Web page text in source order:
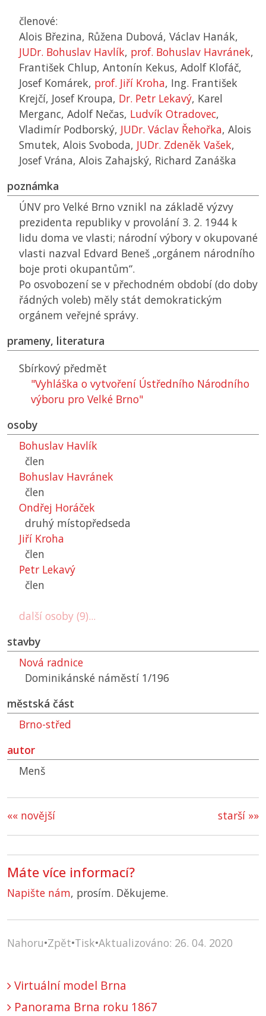
členové:
Alois Březina, Růžena Dubová, Václav Hanák,
JUDr. Bohuslav Havlík, prof. Bohuslav Havránek,
František Chlup, Antonín Kekus, Adolf Klofáč,
Josef Komárek, prof. Jiří Kroha, Ing. František
Krejčí, Josef Kroupa, Dr. Petr Lekavý, Karel
Merganc, Adolf Nečas, Ludvík Otradovec,
Vladimír Podborský, JUDr. Václav Řehořka, Alois
Smutek, Alois Svoboda, JUDr. Zdeněk Vašek,
Josef Vrána, Alois Zahajský, Richard Zanáška
poznámka
ÚNVpro Velké Brno vznikl na základě výzvy
prezidenta republiky v provolání 3. 2. 1944 k
lidu doma ve vlasti; národní výbory v okupované
vlasti nazval Edvard Beneš „orgánem národního
boje proti okupantům“.
Po osvobození se v přechodném období (do doby
řádných voleb) měly stát demokratickým
orgánem veřejné správy.
prameny, literatura
Sbírkový předmět
"Vyhláška o vytvoření Ústředního Národního
výboru pro Velké Brno"
osoby
Bohuslav Havlík
člen
Bohuslav Havránek
člen
Ondřej Horáček
druhý místopředseda
Jiří Kroha
člen
Petr Lekavý
člen
další osoby (9)...
stavby
Nová radnice
Dominikánské náměstí 1/196
městská část
Brno-střed
autor
Menš
starší »»
«« novější
Máte více informací?
Napište nám, prosím. Děkujeme.
Nahoru•Zpět•Tisk•Aktualizováno: 26. 04. 2020
Virtuální model Brna
Panorama Brna roku 1867